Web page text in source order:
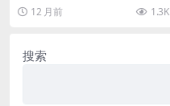
+【挂机脚本+使用教程】
的搬砖游戏，可以通过脚本挂机来
进行升级打怪刷金币...
12 月前 1.3K
搜索